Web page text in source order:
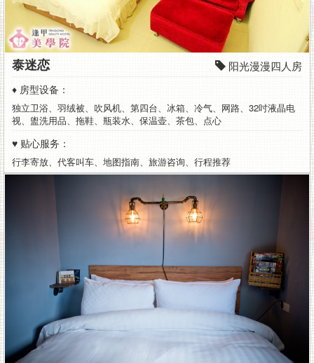
泰迷恋 阳光漫漫四人房
♦ 房型设备：
独立卫浴、羽绒被、吹风机、第四台、冰箱、冷气、网路、32吋液晶电
视、盥洗用品、拖鞋、瓶装水、保温壶、茶包、点心
♥ 贴心服务：
行李寄放、代客叫车、地图指南、旅游咨询、行程推荐